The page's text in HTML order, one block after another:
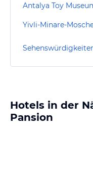
Antalya Toy
Yivli-Minare-
Hotels in der
Pansion